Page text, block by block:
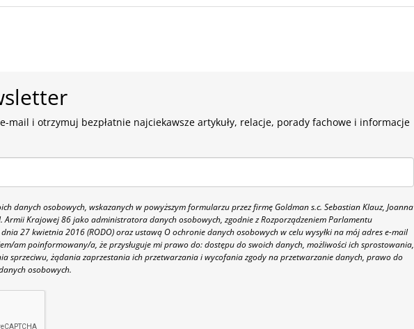
mail i otrzymuj bezpłatnie najciekawsze artykuły, relacje, porady fachowe i informacje
danych osobowych, wskazanych w powyższym formularzu przez firmę Goldman s.c. Sebastian Klauz, Joanna
Armii Krajowej 86 jako administratora danych osobowych, zgodnie z Rozporządzeniem Parlamentu
27 kwietnia 2016 (RODO) oraz ustawą O ochronie danych osobowych w celu wysyłki na mój adres e-mail
am poinformowany/a, że przysługuje mi prawo do: dostępu do swoich danych, możliwości ich sprostowania,
sprzeciwu, żądania zaprzestania ich przetwarzania i wycofania zgody na przetwarzanie danych, prawo do
osobowych.